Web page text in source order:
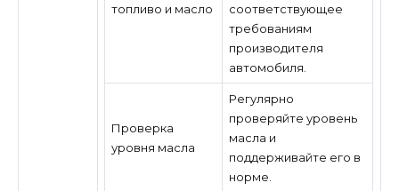
топливо и масло
соответствующее
требованиям
производителя
автомобиля.
Проверка
уровня масла
Регулярно
проверяйте уровень
масла и
поддерживайте его в
норме.